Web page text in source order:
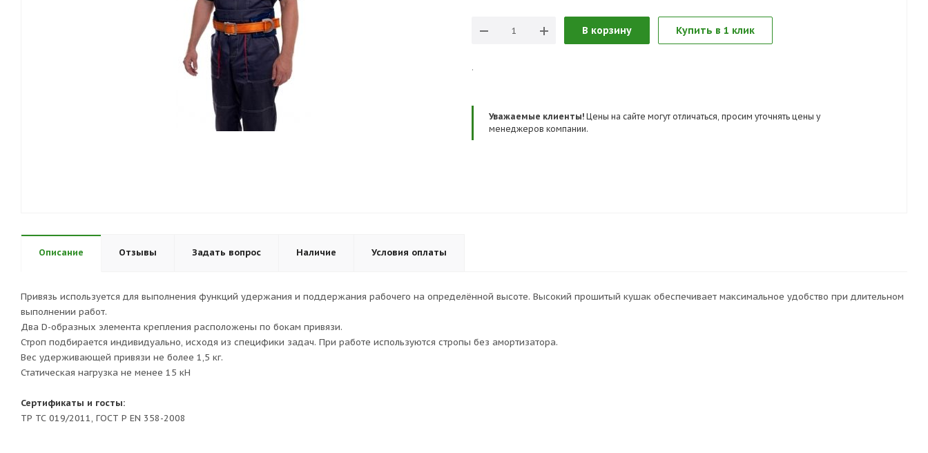
Сертификаты и госты:
ТР ТС 019/2011, ГОСТ Р EN 358-2008
В корзину Купить в 1 клик
.
Уважаемые клиенты! Цены на сайте могут отличаться, просим уточнять цены у
менеджеров компании.
Описание Отзывы Задать вопрос Наличие Условия оплаты
Привязь используется для выполнения функций удержания и поддержания рабочего на определённой высоте. Высокий прошитый кушак обеспечивает максимальное удобство при длительном
выполнении работ.
Два D-образных элемента крепления расположены по бокам привязи.
Строп подбирается индивидуально, исходя из специфики задач. При работе используются стропы без амортизатора.
Вес удерживающей привязи не более 1,5 кг.
Статическая нагрузка не менее 15 кН
Сертификаты и госты:
ТР ТС 019/2011, ГОСТ Р EN 358-2008